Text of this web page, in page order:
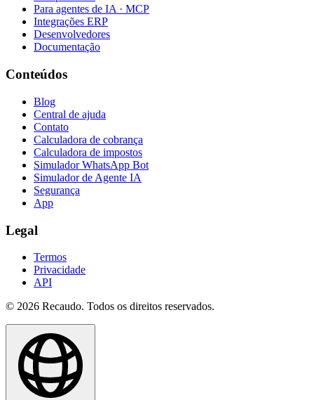
Para agentes de IA · MCP
Integrações ERP
Desenvolvedores
Documentação
Conteúdos
Blog
Central de ajuda
Contato
Calculadora de cobrança
Calculadora de impostos
Simulador WhatsApp Bot
Simulador de Agente IA
Segurança
App
Legal
Termos
Privacidade
API
© 2026 Recaudo. Todos os direitos reservados.